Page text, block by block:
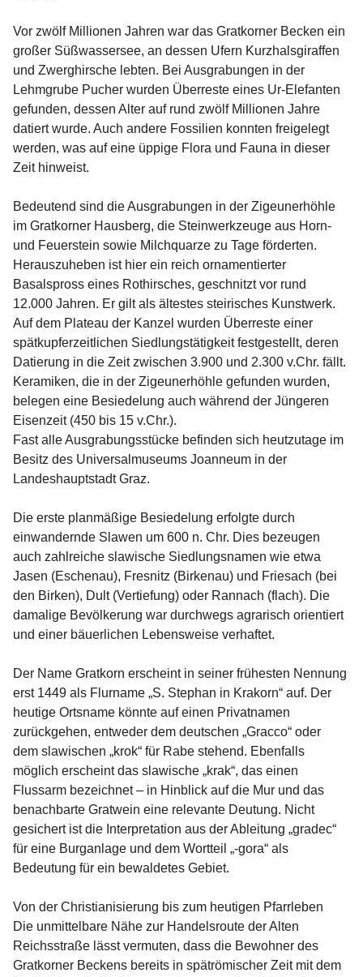
Vor zwölf Millionen Jahren war das Gratkorner Becken ein
großer Süßwassersee, an dessen Ufern Kurzhalsgiraffen
und Zwerghirsche lebten. Bei Ausgrabungen in der
Lehmgrube Pucher wurden Überreste eines Ur-Elefanten
gefunden, dessen Alter auf rund zwölf Millionen Jahre
datiert wurde. Auch andere Fossilien konnten freigelegt
werden, was auf eine üppige Flora und Fauna in dieser
Zeit hinweist.
Bedeutend sind die Ausgrabungen in der Zigeunerhöhle
im Gratkorner Hausberg, die Steinwerkzeuge aus Horn-
und Feuerstein sowie Milchquarze zu Tage förderten.
Herauszuheben ist hier ein reich ornamentierter
Basalspross eines Rothirsches, geschnitzt vor rund
12.000 Jahren. Er gilt als ältestes steirisches Kunstwerk.
Auf dem Plateau der Kanzel wurden Überreste einer
spätkupferzeitlichen Siedlungstätigkeit festgestellt, deren
Datierung in die Zeit zwischen 3.900 und 2.300 v.Chr. fällt.
Keramiken, die in der Zigeunerhöhle gefunden wurden,
belegen eine Besiedelung auch während der Jüngeren
Eisenzeit (450 bis 15 v.Chr.).
Fast alle Ausgrabungsstücke befinden sich heutzutage im
Besitz des Universalmuseums Joanneum in der
Landeshauptstadt Graz.
Die erste planmäßige Besiedelung erfolgte durch
einwandernde Slawen um 600 n. Chr. Dies bezeugen
auch zahlreiche slawische Siedlungsnamen wie etwa
Jasen (Eschenau), Fresnitz (Birkenau) und Friesach (bei
den Birken), Dult (Vertiefung) oder Rannach (flach). Die
damalige Bevölkerung war durchwegs agrarisch orientiert
und einer bäuerlichen Lebensweise verhaftet.
Der Name Gratkorn erscheint in seiner frühesten Nennung
erst 1449 als Flurname „S. Stephan in Krakorn“ auf. Der
heutige Ortsname könnte auf einen Privatnamen
zurückgehen, entweder dem deutschen „Gracco“ oder
dem slawischen „krok“ für Rabe stehend. Ebenfalls
möglich erscheint das slawische „krak“, das einen
Flussarm bezeichnet – in Hinblick auf die Mur und das
benachbarte Gratwein eine relevante Deutung. Nicht
gesichert ist die Interpretation aus der Ableitung „gradec“
für eine Burganlage und dem Wortteil „-gora“ als
Bedeutung für ein bewaldetes Gebiet.
Von der Christianisierung bis zum heutigen Pfarrleben
Die unmittelbare Nähe zur Handelsroute der Alten
Reichsstraße lässt vermuten, dass die Bewohner des
Gratkorner Beckens bereits in spätrömischer Zeit mit dem